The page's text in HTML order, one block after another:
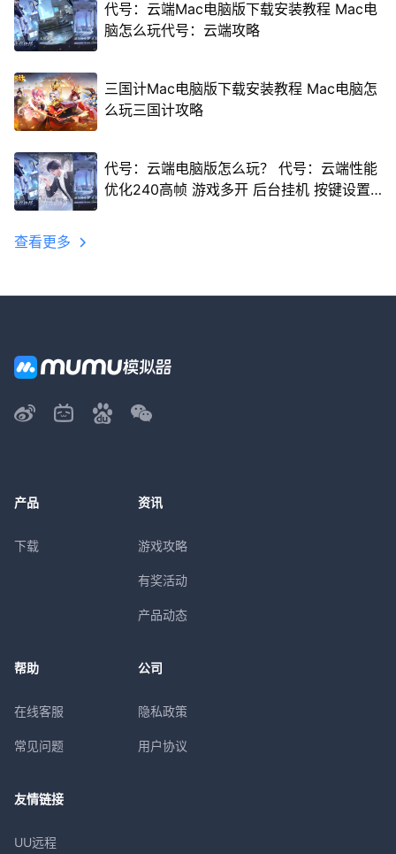
代号：云端Mac电脑版下载安装教程 Mac电
脑怎么玩代号：云端攻略
三国计Mac电脑版下载安装教程 Mac电脑怎
么玩三国计攻略
代号：云端电脑版怎么玩？ 代号：云端性能
优化240高帧 游戏多开 后台挂机 按键设置
查看更多
产品
下载
资讯
游戏攻略
有奖活动
产品动态
帮助
在线客服
常见问题
公司
隐私政策
用户协议
友情链接
UU远程